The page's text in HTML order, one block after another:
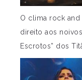
O clima rock
direito aos
Escrotos” dos